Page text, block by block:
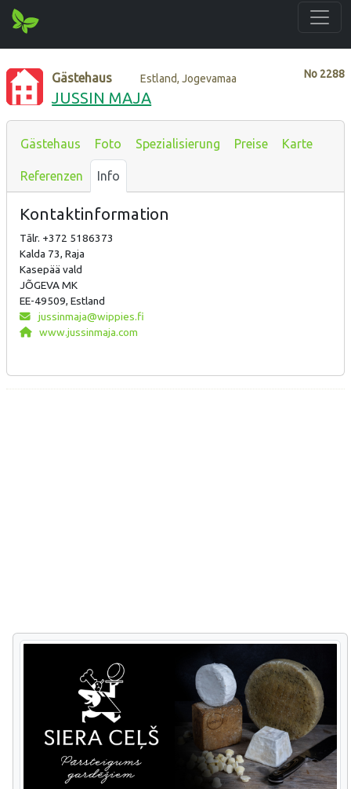
No 2288
Gästehaus Estland, Jogevamaa
JUSSIN MAJA
Gästehaus Foto Spezialisierung Preise Karte
Referenzen Info
Kontaktinformation
Tālr. +372 5186373
Kalda 73, Raja
Kasepää vald
JÕGEVA MK
EE-49509, Estland
jussinmaja@wippies.fi
www.jussinmaja.com